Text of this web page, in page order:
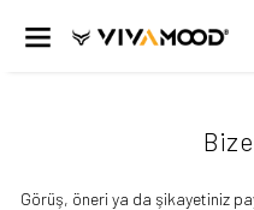
​Görüş, öneri ya da şikayetiniz